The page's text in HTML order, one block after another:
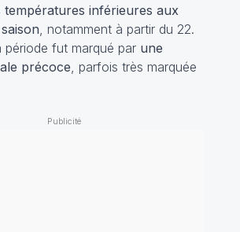
températures inférieures aux
, notamment à partir du 22.
période fut marqué par une
précoce , parfois très marquée